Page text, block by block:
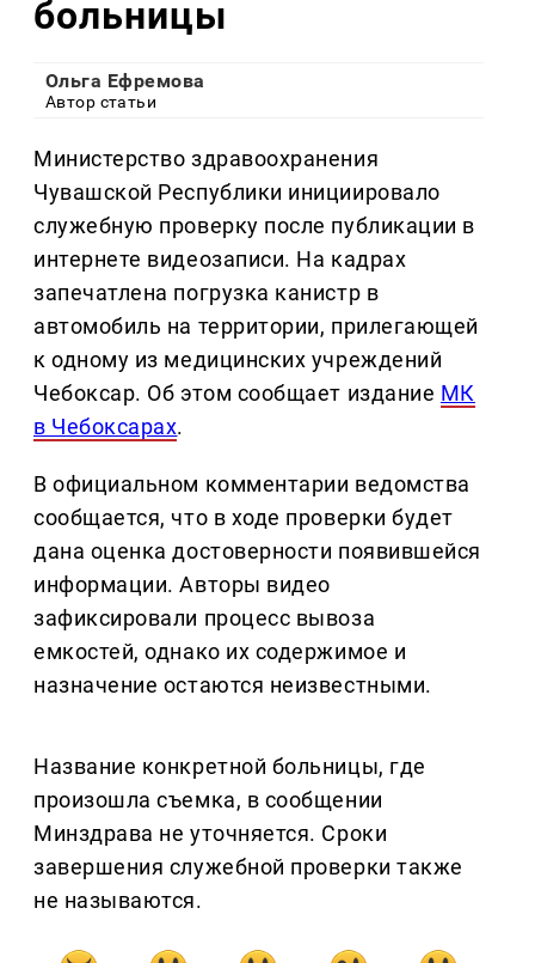
больницы
Ольга Ефремова
Автор статьи
Министерство здравоохранения
Чувашской Республики инициировало
служебную проверку после публикации в
интернете видеозаписи. На кадрах
запечатлена погрузка канистр в
автомобиль на территории, прилегающей
к одному из медицинских учреждений
Чебоксар. Об этом сообщает издание МК
в Чебоксарах.
В официальном комментарии ведомства
сообщается, что в ходе проверки будет
дана оценка достоверности появившейся
информации. Авторы видео
зафиксировали процесс вывоза
емкостей, однако их содержимое и
назначение остаются неизвестными.
Название конкретной больницы, где
произошла съемка, в сообщении
Минздрава не уточняется. Сроки
завершения служебной проверки также
не называются.